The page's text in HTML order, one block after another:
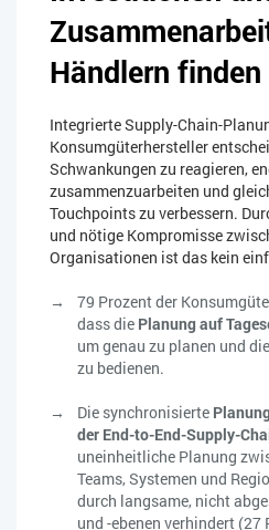
Händlern finden
Integrierte Supply-Chain-
Konsumgüterhersteller
Schwankungen zu reagieren,
zusammenzuarbeiten und
Touchpoints zu verbessern.
und nötige Kompromisse
Organisationen ist das kein
79 Prozent der
dass die Planung auf
um genau zu planen und
zu bedienen.
Die synchronisierte
der End-to-End-Supply-
uneinheitliche Planung
Teams, Systemen und
durch langsame, nicht
und -ebenen verhindert (27